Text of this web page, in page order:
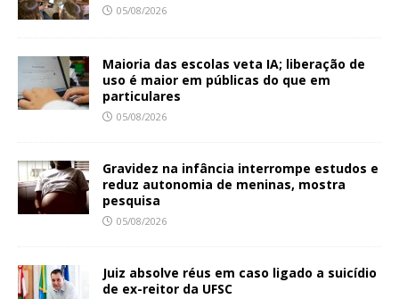
05/08/2026
Maioria das escolas veta IA; liberação de
uso é maior em públicas do que em
particulares
05/08/2026
Gravidez na infância interrompe estudos e
reduz autonomia de meninas, mostra
pesquisa
05/08/2026
Juiz absolve réus em caso ligado a suicídio
de ex-reitor da UFSC